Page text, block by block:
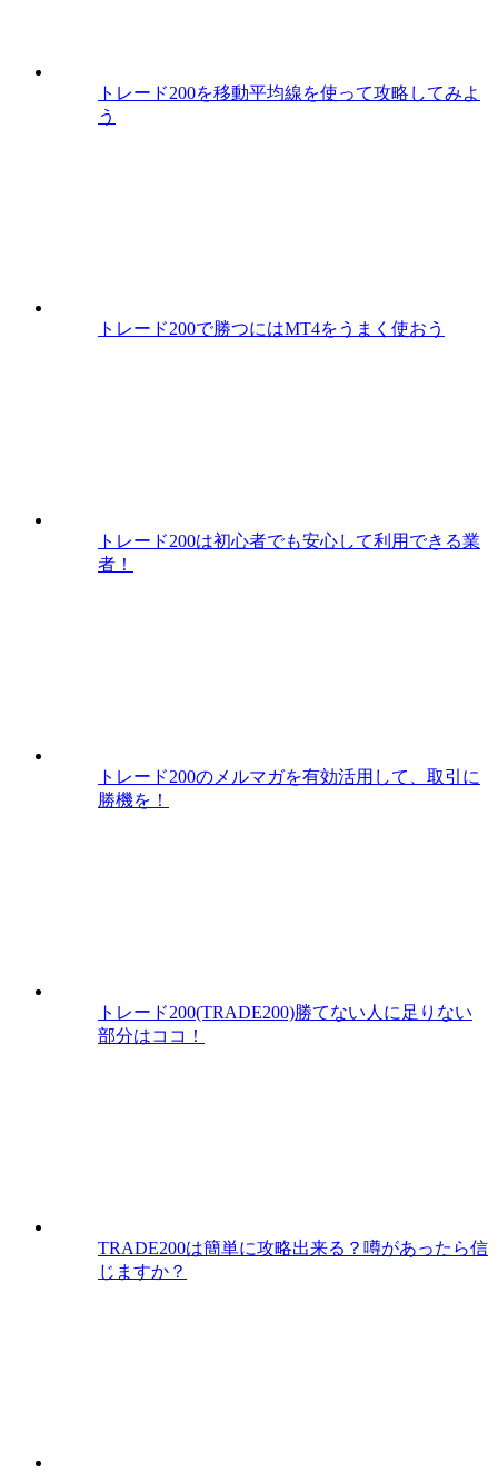
トレード200を移動平均線を使って攻略してみよ
う
トレード200で勝つにはMT4をうまく使おう
トレード200は初心者でも安心して利用できる業
者！
トレード200のメルマガを有効活用して、取引に
勝機を！
トレード200(TRADE200)勝てない人に足りない
部分はココ！
TRADE200は簡単に攻略出来る？噂があったら信
じますか？